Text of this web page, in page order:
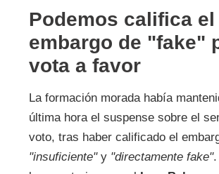
Podemos califica el
embargo de "fake"
vota a favor
La formación morada había
última hora el suspense sobre el
voto, tras haber calificado el
"insuficiente"y "directamente fake".